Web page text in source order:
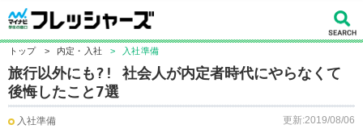
トップ > 内定・入社 > 入社準備
旅行以外にも?! 社会人が内定者時代にやらなくて
後悔したこと7選
入社準備 更新:2019/08/06